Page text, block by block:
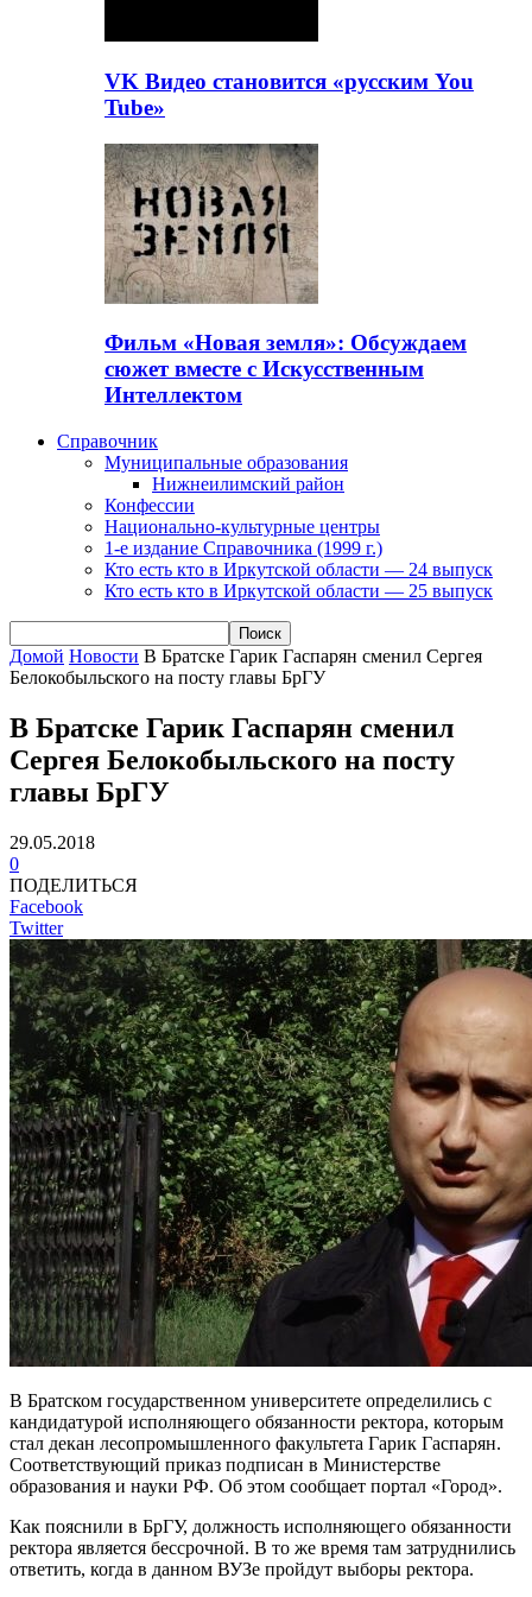
VK Видео становится «русским You
Tube»
Фильм «Новая земля»: Обсуждаем
сюжет вместе с Искусственным
Интеллектом
Справочник
Муниципальные образования
Нижнеилимский район
Конфессии
Национально-культурные центры
1-е издание Справочника (1999 г.)
Кто есть кто в Иркутской области — 24 выпуск
Кто есть кто в Иркутской области — 25 выпуск
Домой Новости В Братске Гарик Гаспарян сменил Сергея
Белокобыльского на посту главы БрГУ
В Братске Гарик Гаспарян сменил
Сергея Белокобыльского на посту
главы БрГУ
29.05.2018
0
ПОДЕЛИТЬСЯ
Facebook
Twitter
В Братском государственном университете определились с
кандидатурой исполняющего обязанности ректора, которым
стал декан лесопромышленного факультета Гарик Гаспарян.
Соответствующий приказ подписан в Министерстве
образования и науки РФ. Об этом сообщает портал «Город».
Как пояснили в БрГУ, должность исполняющего обязанности
ректора является бессрочной. В то же время там затруднились
ответить, когда в данном ВУЗе пройдут выборы ректора.